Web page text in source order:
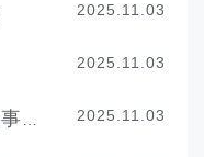
2025.11.03
2025.11.03
2025.11.03